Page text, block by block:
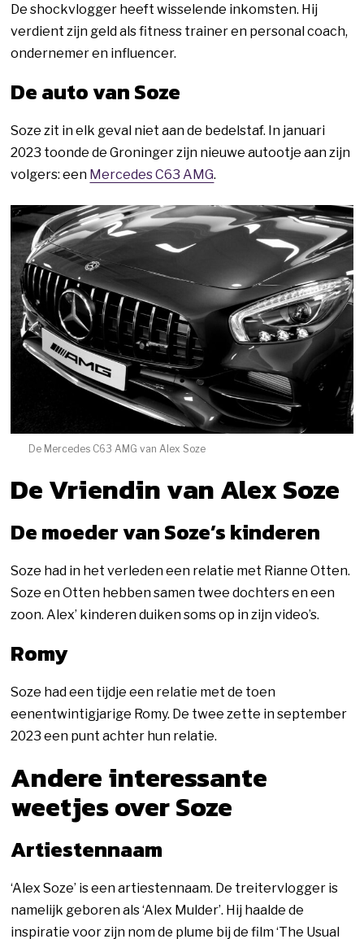
De shockvlogger heeft wisselende inkomsten. Hij
verdient zijn geld als fitness trainer en personal coach,
ondernemer en influencer.
De auto van Soze
Soze zit in elk geval niet aan de bedelstaf. In januari
2023 toonde de Groninger zijn nieuwe autootje aan zijn
volgers: een Mercedes C63 AMG.
De Mercedes C63 AMG van Alex Soze
De Vriendin van Alex Soze
De moeder van Soze’s kinderen
Soze had in het verleden een relatie met Rianne Otten.
Soze en Otten hebben samen twee dochters en een
zoon. Alex’ kinderen duiken soms op in zijn video’s.
Romy
Soze had een tijdje een relatie met de toen
eenentwintigjarige Romy. De twee zette in september
2023 een punt achter hun relatie.
Andere interessante
weetjes over Soze
Artiestennaam
‘Alex Soze’ is een artiestennaam. De treitervlogger is
namelijk geboren als ‘Alex Mulder’. Hij haalde de
inspiratie voor zijn nom de plume bij de film ‘The Usual